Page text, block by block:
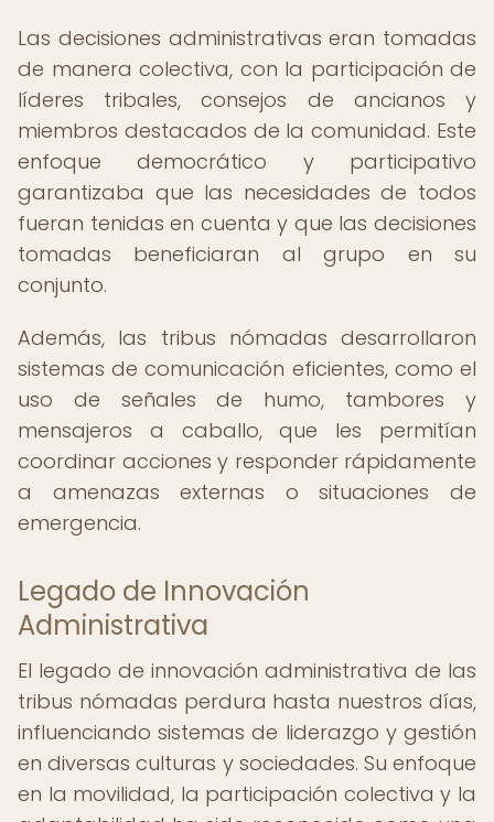
Las decisiones administrativas eran tomadas
de manera colectiva, con la participación de
líderes tribales, consejos de ancianos y
miembros destacados de la comunidad. Este
enfoque democrático y participativo
garantizaba que las necesidades de todos
fueran tenidas en cuenta y que las decisiones
tomadas beneficiaran al grupo en su
conjunto.
Además, las tribus nómadas desarrollaron
sistemas de comunicación eficientes, como el
uso de señales de humo, tambores y
mensajeros a caballo, que les permitían
coordinar acciones y responder rápidamente
a amenazas externas o situaciones de
emergencia.
Legado de Innovación
Administrativa
El legado de innovación administrativa de las
tribus nómadas perdura hasta nuestros días,
influenciando sistemas de liderazgo y gestión
en diversas culturas y sociedades. Su enfoque
en la movilidad, la participación colectiva y la